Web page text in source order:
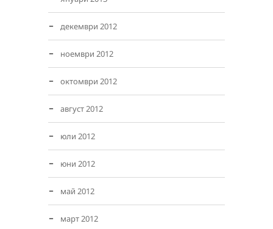
декември 2012
ноември 2012
октомври 2012
август 2012
юли 2012
юни 2012
май 2012
март 2012